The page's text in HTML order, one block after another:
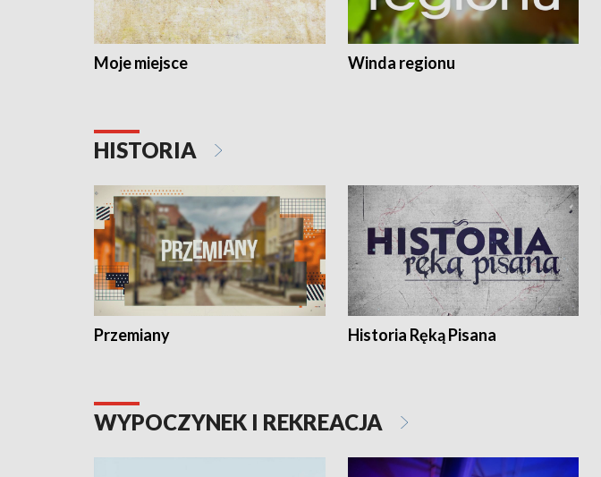
Moje miejsce Winda regionu
HISTORIA
Przemiany Historia Ręką Pisana
WYPOCZYNEK I REKREACJA